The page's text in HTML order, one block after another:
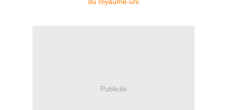
Publicité